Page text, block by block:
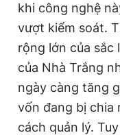
khi công nghệ
vượt kiểm soát.
rộng lớn của sắc
của Nhà Trắng
ngày càng tăng
vốn đang bị chia
cách quản lý.